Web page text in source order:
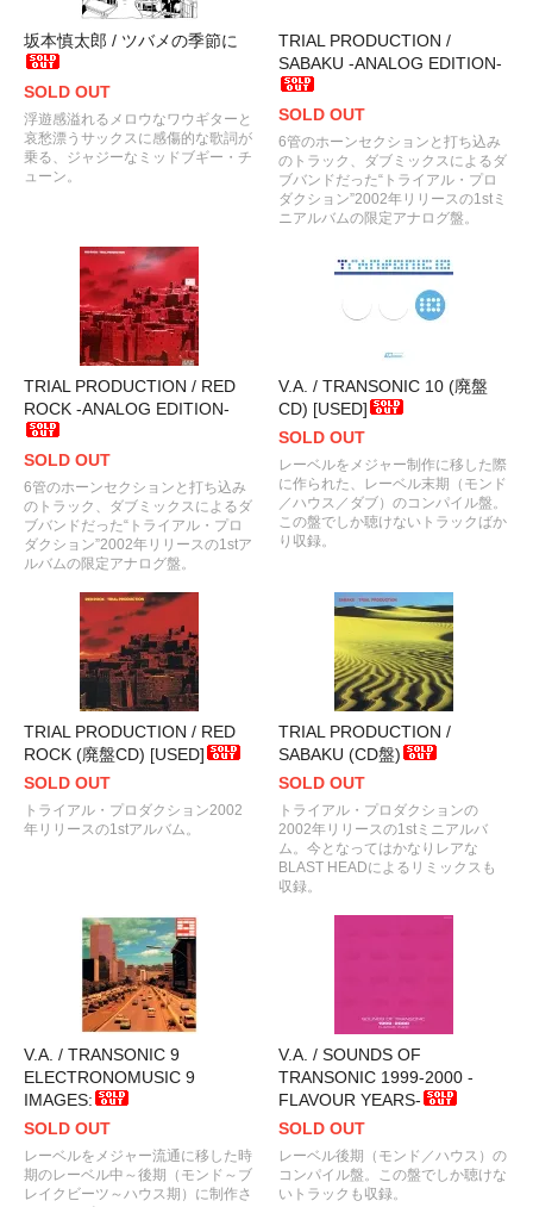
坂本慎太郎 / ツバメの季節に
SOLD OUT
浮遊感溢れるメロウなワウギターと
哀愁漂うサックスに感傷的な歌詞が
乗る、ジャジーなミッドブギー・チ
ューン。
TRIAL PRODUCTION /
SABAKU -ANALOG EDITION-
SOLD OUT
6管のホーンセクションと打ち込み
のトラック、ダブミックスによるダ
ブバンドだった“トライアル・プロ
ダクション”2002年リリースの1stミ
ニアルバムの限定アナログ盤。
TRIAL PRODUCTION / RED
ROCK -ANALOG EDITION-
SOLD OUT
6管のホーンセクションと打ち込み
のトラック、ダブミックスによるダ
ブバンドだった“トライアル・プロ
ダクション”2002年リリースの1stア
ルバムの限定アナログ盤。
V.A. / TRANSONIC 10 (廃盤
CD) [USED]
SOLD OUT
レーベルをメジャー制作に移した際
に作られた、レーベル末期（モンド
／ハウス／ダブ）のコンパイル盤。
この盤でしか聴けないトラックばか
り収録。
TRIAL PRODUCTION / RED
ROCK (廃盤CD) [USED]
SOLD OUT
トライアル・プロダクション2002
年リリースの1stアルバム。
TRIAL PRODUCTION /
SABAKU (CD盤)
SOLD OUT
トライアル・プロダクションの
2002年リリースの1stミニアルバ
ム。今となってはかなりレアな
BLAST HEADによるリミックスも
収録。
V.A. / TRANSONIC 9
ELECTRONOMUSIC 9
IMAGES:
SOLD OUT
レーベルをメジャー流通に移した時
期のレーベル中～後期（モンド～ブ
レイクビーツ～ハウス期）に制作さ
V.A. / SOUNDS OF
TRANSONIC 1999-2000 -
FLAVOUR YEARS-
SOLD OUT
レーベル後期（モンド／ハウス）の
コンパイル盤。この盤でしか聴けな
いトラックも収録。